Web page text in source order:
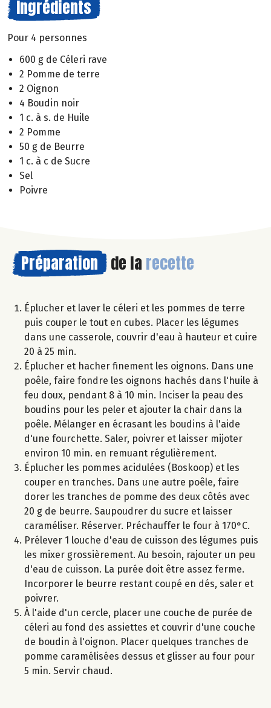
Ingrédients
Pour 4 personnes
600 g de Céleri rave
2 Pomme de terre
2 Oignon
4 Boudin noir
1 c. à s. de Huile
2 Pomme
50 g de Beurre
1 c. à c de Sucre
Sel
Poivre
Préparation de la recette
Éplucher et laver le céleri et les pommes de terre
puis couper le tout en cubes. Placer les légumes
dans une casserole, couvrir d'eau à hauteur et cuire
20 à 25 min.
Éplucher et hacher finement les oignons. Dans une
poêle, faire fondre les oignons hachés dans l'huile à
feu doux, pendant 8 à 10 min. Inciser la peau des
boudins pour les peler et ajouter la chair dans la
poêle. Mélanger en écrasant les boudins à l'aide
d'une fourchette. Saler, poivrer et laisser mijoter
environ 10 min. en remuant régulièrement.
Éplucher les pommes acidulées (Boskoop) et les
couper en tranches. Dans une autre poêle, faire
dorer les tranches de pomme des deux côtés avec
20 g de beurre. Saupoudrer du sucre et laisser
caraméliser. Réserver. Préchauffer le four à 170°C.
Prélever 1 louche d'eau de cuisson des légumes puis
les mixer grossièrement. Au besoin, rajouter un peu
d'eau de cuisson. La purée doit être assez ferme.
Incorporer le beurre restant coupé en dés, saler et
poivrer.
À l'aide d'un cercle, placer une couche de purée de
céleri au fond des assiettes et couvrir d'une couche
de boudin à l'oignon. Placer quelques tranches de
pomme caramélisées dessus et glisser au four pour
5 min. Servir chaud.